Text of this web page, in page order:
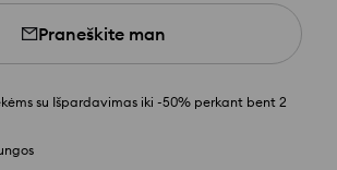
Praneškite man
su Išpardavimas iki -50% perkant bent 2